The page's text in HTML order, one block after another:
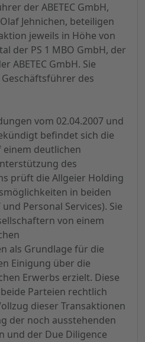
der ABETEC GmbH,
Jehnichen, beteiligen
jeweils in Höhe von
der PS 1 MBO GmbH, der
ABETEC GmbH. Sie
des
vom 02.04.2007 und
befindet sich die
einem deutlichen
des
prüft die Allgeier Holding
in beiden
Personal Services). Sie
von einem
als Grundlage für die
Einigung über die
Erwerbs erzielt. Diese
Parteien rechtlich
dieser Transaktionen
der noch ausstehenden
und der Due Diligence